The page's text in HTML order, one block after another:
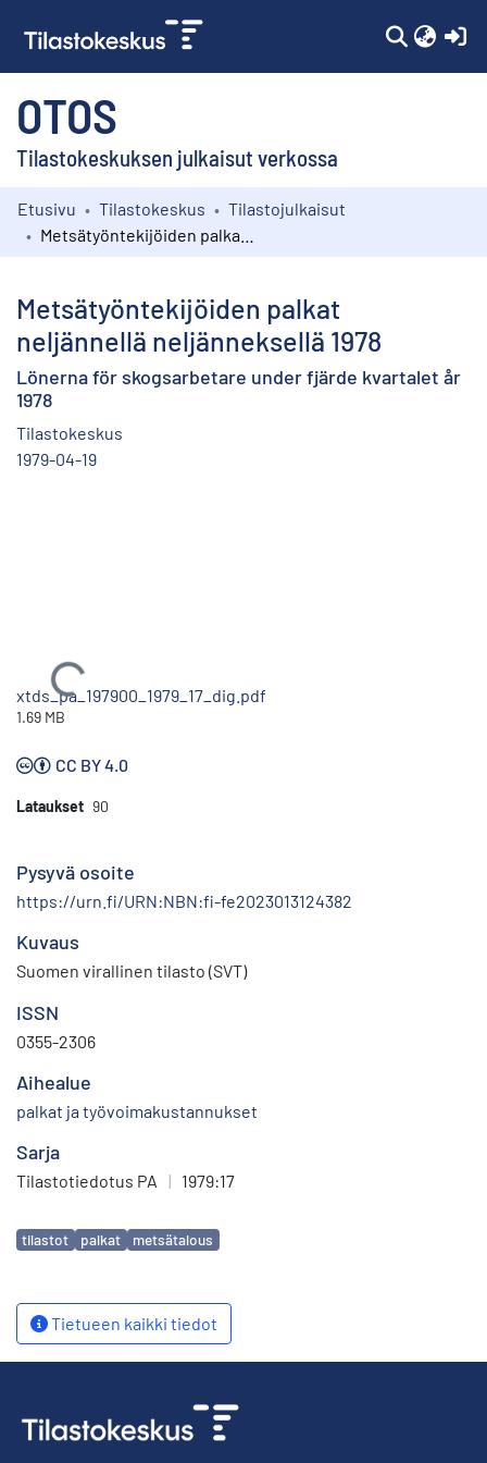
OTOS
Tilastokeskuksen julkaisut verkossa
Kokoelmat
Etusivu Tilastokeskus
Tilastojulkaisut
Metsätyöntekijöiden palkat
neljännellä neljänneksellä 1978
Lönerna för skogsarbetare under fjärde kvartalet år
1978
Tilastokeskus
1979-04-19
Ladataan...
xtds_pa_197900_1979_17_dig.pdf
1.69 MB
CC BY 4.0
Lataukset 90
Pysyvä osoite
https://urn.fi/URN:NBN:fi-fe2023013124382
Kuvaus
Suomen virallinen tilasto (SVT)
ISSN
0355-2306
Aihealue
palkat ja työvoimakustannukset
Sarja
Tilastotiedotus PA | 1979:17
Avainsanat
tilastot palkat metsätalous
Tietueen kaikki tiedot